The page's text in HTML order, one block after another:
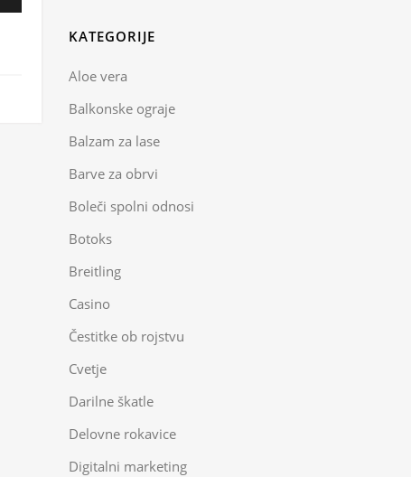
KATEGORIJE
Aloe vera
Balkonske ograje
Balzam za lase
Barve za obrvi
Boleči spolni odnosi
Botoks
Breitling
Casino
Čestitke ob rojstvu
Cvetje
Darilne škatle
Delovne rokavice
Digitalni marketing